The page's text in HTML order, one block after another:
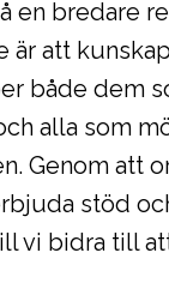
en bredare
är att
både dem
alla som
Genom att
stöd
vi bidra till